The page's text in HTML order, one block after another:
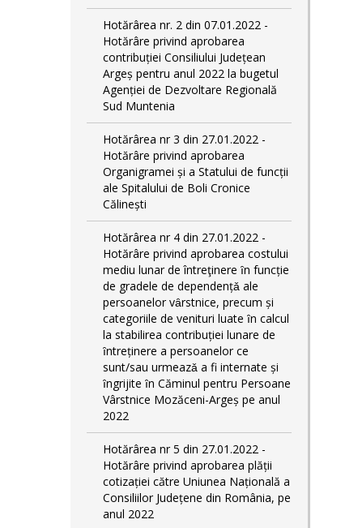
Hotărârea nr. 2 din 07.01.2022 -
Hotărâre privind aprobarea
contribuției Consiliului Județean
Argeș pentru anul 2022 la bugetul
Agenției de Dezvoltare Regională
Sud Muntenia
Hotărârea nr 3 din 27.01.2022 -
Hotărâre privind aprobarea
Organigramei și a Statului de funcții
ale Spitalului de Boli Cronice
Călinești
Hotărârea nr 4 din 27.01.2022 -
Hotărâre privind aprobarea costului
mediu lunar de întreţinere ȋn funcție
de gradele de dependențǎ ale
persoanelor vȃrstnice, precum și
categoriile de venituri luate ȋn calcul
la stabilirea contribuției lunare de
ȋntreținere a persoanelor ce
sunt/sau urmeazǎ a fi internate și
ȋngrijite ȋn Căminul pentru Persoane
Vârstnice Mozăceni-Argeș pe anul
2022
Hotărârea nr 5 din 27.01.2022 -
Hotărâre privind aprobarea plății
cotizației către Uniunea Națională a
Consiliilor Județene din România, pe
anul 2022